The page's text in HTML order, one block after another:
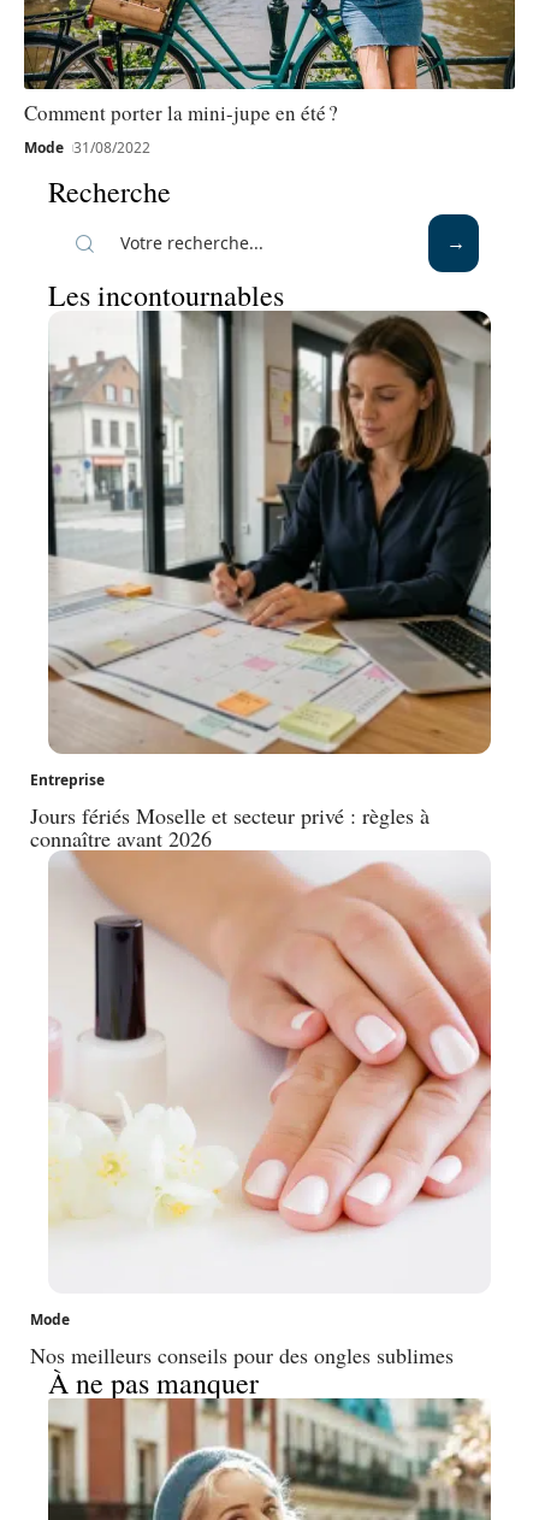
Comment porter la mini-jupe en été ?
Mode 31/08/2022
Recherche
Les incontournables
Entreprise
Jours fériés Moselle et secteur privé : règles à
connaître avant 2026
Mode
Nos meilleurs conseils pour des ongles sublimes
À ne pas manquer